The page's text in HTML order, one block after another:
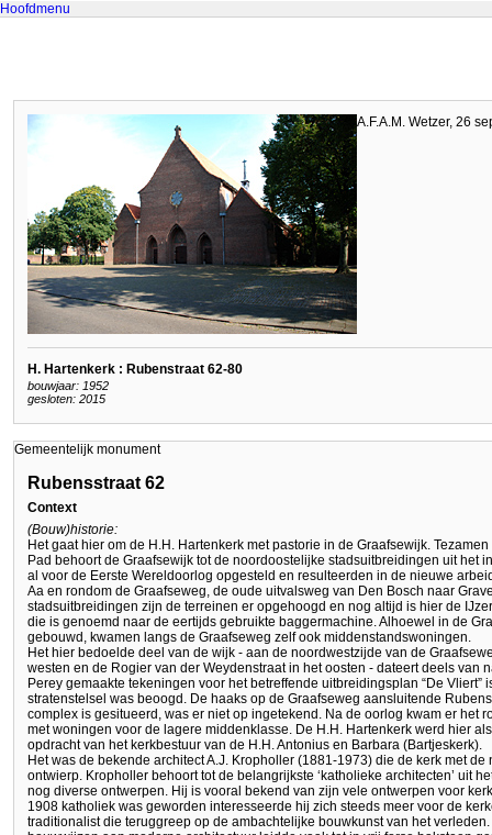
Hoofdmenu
A.F.A.M. Wetzer, 26
H. Hartenkerk : Rubenstraat 62-80
bouwjaar: 1952
gesloten: 2015
Gemeentelijk monument
Rubensstraat 62
Context
(Bouw)historie:
Het gaat hier om de H.H. Hartenkerk met pastorie in de Graafsewijk.
Pad behoort de Graafsewijk tot de noordoostelijke stadsuitbreidingen uit het
al voor de Eerste Wereldoorlog opgesteld en resulteerden in de nieuwe
Aa en rondom de Graafseweg, de oude uitvalsweg van Den Bosch naar
stadsuitbreidingen zijn de terreinen er opgehoogd en nog altijd is hier de
die is genoemd naar de eertijds gebruikte baggermachine. Alhoewel in de
gebouwd, kwamen langs de Graafseweg zelf ook middenstandswoningen.
Het hier bedoelde deel van de wijk - aan de noordwestzijde van de
westen en de Rogier van der Weydenstraat in het oosten - dateert deels van
Perey gemaakte tekeningen voor het betreffende uitbreidingsplan “De
stratenstelsel was beoogd. De haaks op de Graafseweg aansluitende
complex is gesitueerd, was er niet op ingetekend. Na de oorlog kwam er het
met woningen voor de lagere middenklasse. De H.H. Hartenkerk werd hier
opdracht van het kerkbestuur van de H.H. Antonius en Barbara (Bartjeskerk).
Het was de bekende architect A.J. Kropholler (1881-1973) die de kerk met
ontwierp. Kropholler behoort tot de belangrijkste ‘katholieke architecten’ uit
nog diverse ontwerpen. Hij is vooral bekend van zijn vele ontwerpen voor
1908 katholiek was geworden interesseerde hij zich steeds meer voor de
traditionalist die teruggreep op de ambachtelijke bouwkunst van het